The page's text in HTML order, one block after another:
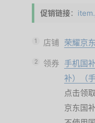
促销链接：
1 店铺 荣耀京
2 领券 手机国
补）（
点击领
京东国